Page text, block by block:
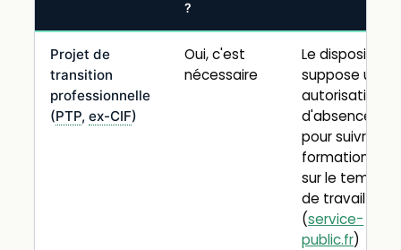
?
Projet de
transition
professionnelle
(PTP,ex-CIF)
Oui, c'est
nécessaire
Le dispositif
suppose une
autorisation
d'absence
pour suivre la
formation
sur le temps
de travail
(service-
public.fr)